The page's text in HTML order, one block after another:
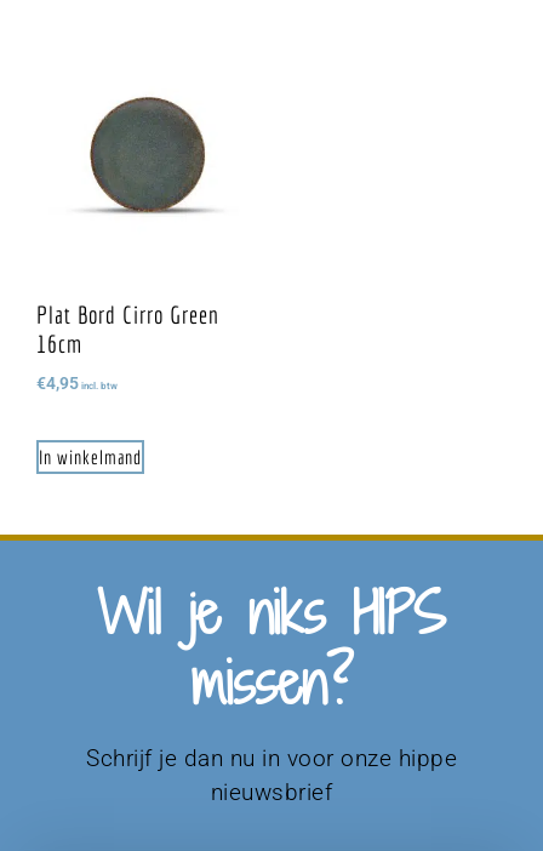
Plat Bord Cirro Green
16cm
€4,95 incl. btw
In winkelmand
Wil je niks HIPS
missen?
Schrijf je dan nu in voor onze hippe
nieuwsbrief